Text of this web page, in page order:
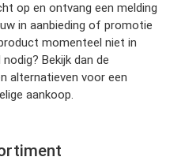
op en ontvang een melding
in aanbieding of promotie
momenteel niet in
Bekijk dan de
alternatieven voor een
aankoop.